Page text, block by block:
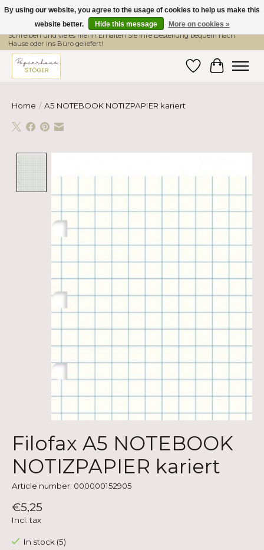
Hier finden Sie hochwertige Produkte im Bereich Schule, Büro, Papier,
Schreiben und vieles mehr! Erhalten Sie Ihre Bestellung bequem nach
Hause oder ins Büro geliefert!
WishlistCart
Home / A5 NOTEBOOK NOTIZPAPIER kariert
Filofax A5 NOTEBOOK
NOTIZPAPIER kariert
Article number: 000000152905
€5,25
Incl. tax
In stock (5)
By using our website, you agree to the usage of cookies to help us make this
website better.
Hide this message More on cookies »